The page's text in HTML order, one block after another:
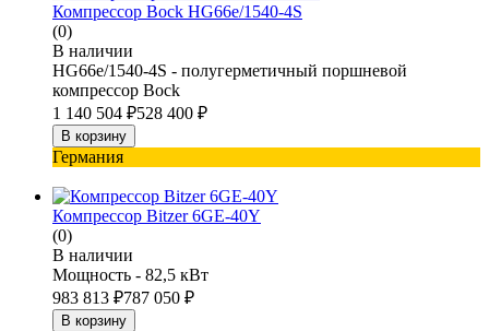
Компрессор Bock HG66e/1540-4S
(0)
В наличии
HG66e/1540-4S - полугерметичный поршневой
компрессор Bock
1 140 504 ₽528 400 ₽
В корзину
Германия
Компрессор Bitzer 6GE-40Y
(0)
В наличии
Мощность - 82,5 кВт
983 813 ₽787 050 ₽
В корзину